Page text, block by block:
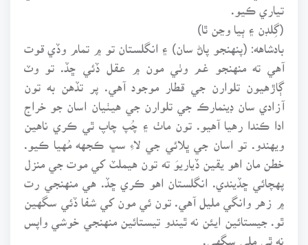
تياري ڪيو.
(گِلڊن ۽ ٻيا وڃن ٿا)
بادشاهه: (پنهنجو پاڻ سان) ۽ انگلستان تو ۾ تمام وڏي قوت
آهي ته منهنجو غم وٺي مون ۾ عقل ڏئي ڇڏ. تو وٽ
ڳاڙهيون تلوارن جي قطار موجود آهي. پر تڏهن به تون
آزادي سان ڊينمارڪ جي تلوارن جي هيٺيان اسان جو خراج
ادا ڪندا رهيا آهيو. تون ماٺ ۽ چُپ چاپ ٿي ڪري ناهين
ويهندو. تو اسان جي ڀلائي جي لاءِ سڀ ڪجهه مُهيا ڪيو.
خطن مان اهو يقين ڏياريوَ ته تون هيملٽ کي موت جي منزل
پهچائي ڇڏيندي. انگلستان اهو ڪري ڇڏ. هي منهنجي رت
۾ زهر وانگي مليل آهي. تون ئي مون کي شفا ڏئي سگهين
ٿو. جيستائين ايئن نه ٿيندو تيستائين منهنجي خوشي واپس
نه ٿي ملي سگهي.